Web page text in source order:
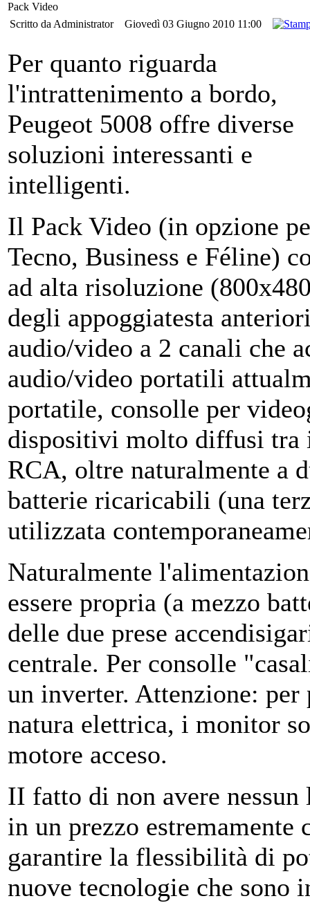
Pack Video
Scritto da Administrator
Giovedì 03 Giugno 2010 11:00
Per quanto riguarda
l'intrattenimento a bordo,
Peugeot 5008 offre diverse
soluzioni interessanti e
intelligenti.
Il Pack Video (in opzione
Tecno, Business e Féline)
ad alta risoluzione
degli appoggiatesta
audio/video a 2 canali che
audio/video portatili
portatile, consolle per
dispositivi molto diffusi tra
RCA, oltre naturalmente a
batterie ricaricabili (una
utilizzata
Naturalmente
essere propria (a mezzo
delle due prese
centrale. Per consolle
un inverter. Attenzione:
natura elettrica, i monitor
motore acceso.
II fatto di non avere
in un prezzo
garantire la flessibilità di
nuove tecnologie che sono